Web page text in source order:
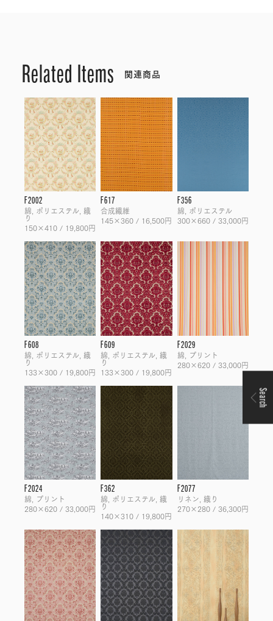
Related Items 関連商品
F2002
綿, ポリエステル, 織
り
150×410 / 19,800円
F617
合成繊維
145×360 / 16,500円
F356
綿, ポリエステル
300×660 / 33,000円
F608
綿, ポリエステル, 織
り
133×300 / 19,800円
F609
綿, ポリエステル, 織
り
133×300 / 19,800円
F2029
綿, プリント
280×620 / 33,000円
F2024
綿, プリント
280×620 / 33,000円
F362
綿, ポリエステル, 織
り
140×310 / 19,800円
F2077
リネン, 織り
270×280 / 36,300円
Search